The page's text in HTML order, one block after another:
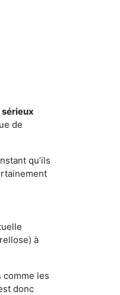
sérieux
de
qu’ils
à
comme les
donc